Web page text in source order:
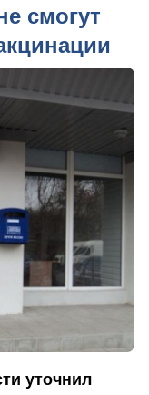
смогут
уточнил